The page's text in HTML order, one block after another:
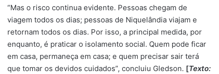
“Mas o risco continua evidente. Pessoas chegam de
viagem todos os dias; pessoas de Niquelândia viajam e
retornam todos os dias. Por isso, a principal medida, por
enquanto, é praticar o isolamento social. Quem pode ficar
em casa, permaneça em casa; e quem precisar sair terá
que tomar os devidos cuidados”, concluiu Gledson. [Texto: